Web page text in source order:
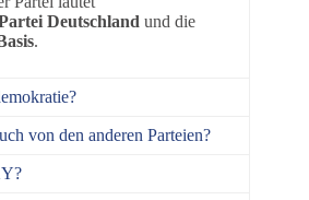
Deutschland und die
.
entschieden. Die Beschlüsse
von den anderen Parteien?